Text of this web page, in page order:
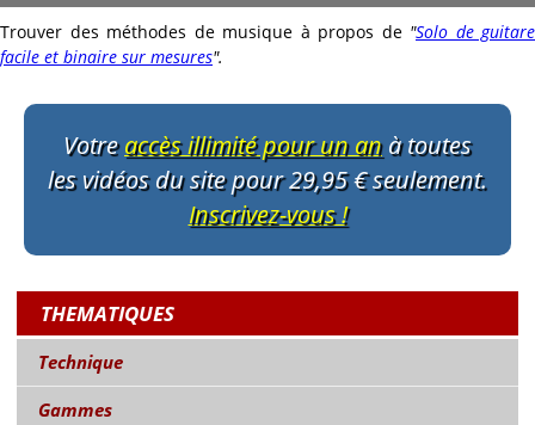
Trouver des méthodes de musique à propos de "Solo de guitare
facile et binaire sur mesures".
Votreaccès illimité pour un anà toutes
les vidéos du site pour 29,95 € seulement.
Inscrivez-vous !
THEMATIQUES
Technique
Gammes